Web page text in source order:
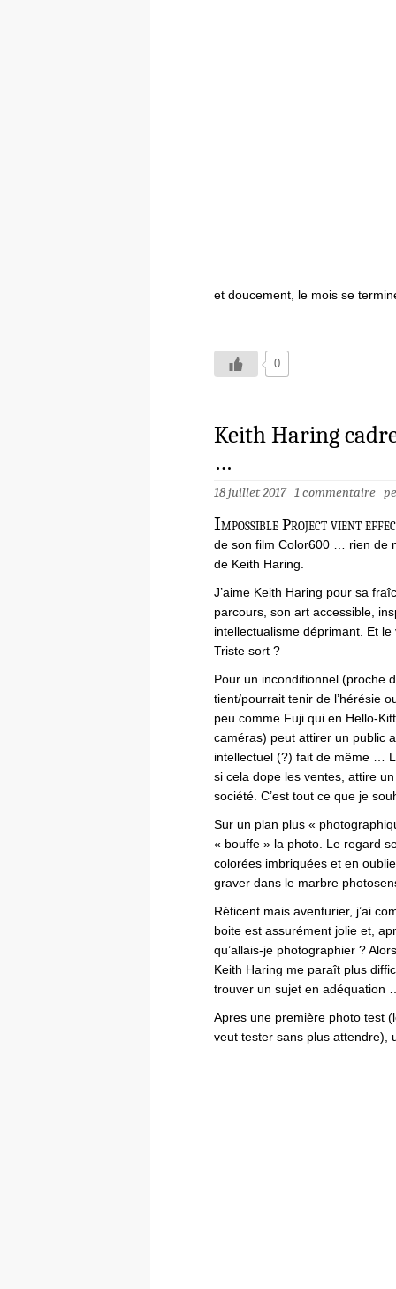
et doucement, le mois se
0
Keith Haring
…
18 juillet 2017 1 commentaire
Impossible Project vient
de son film Color600 … rien de
de Keith Haring.
J’aime Keith Haring pour sa
parcours, son art accessible,
intellectualisme déprimant. Et
Triste sort ?
Pour un inconditionnel (proche
tient/pourrait tenir de l’hérésie
peu comme Fuji qui en Hello-
caméras) peut attirer un public
intellectuel (?) fait de même …
si cela dope les ventes, attire
société. C’est tout ce que je
Sur un plan plus «
« bouffe » la photo. Le regard
colorées imbriquées et en
graver dans le marbre
Réticent mais aventurier, j’ai
boite est assurément jolie et,
qu’allais-je photographier ?
Keith Haring me paraît plus
trouver un sujet en adéquation
Apres une première photo test
veut tester sans plus